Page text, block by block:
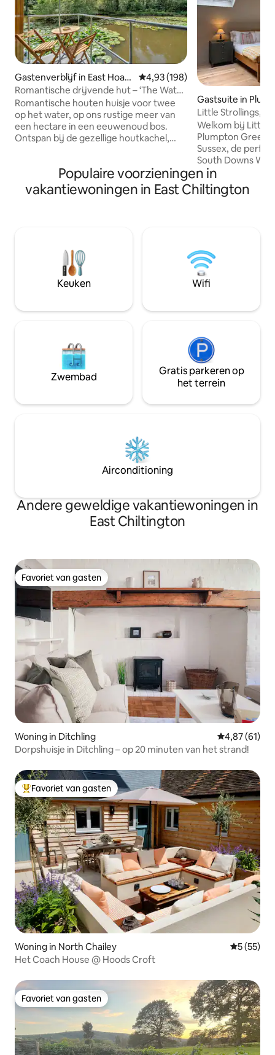
Gastenverblijf in East Hoath
ly
Gemiddelde beoordeling van
4,93 (198)
Romantische drijvende hut – ‘The Water
Snug’
Romantische houten huisje voor twee
op het water, op ons rustige meer van
een hectare in een eeuwenoud bos.
Ontspan bij de gezellige houtkachel,
het meer vanuit elke kamer. Geniet in de
lente van het bos met hyacinten en
delicate bloemen; de zomer brengt
golven, bekijk de wilde dieren of bezoek
het dorpje East Hoathly met zijn café,
winkel en pub op slechts enkele minuten
Gastsuite in
Little Strollings,
Sussex
Welkom bij Little
Plumpton Green,
Sussex, de
South Downs
marktplaats
het prachtige
geweldige lokale
hardlopers. Hoofdlijnstation met directe
treinen naar
Victoria. HONDEN zijn alleen toegestaan
als ze zijn
Populaire voorzieningen in
vakantiewoningen in East Chiltington
Keuken Wifi
Zwembad
Gratis parkeren op
het terrein
Airconditioning
Andere geweldige vakantiewoningen in
East Chiltington
Favoriet van gasten
Favoriet van gasten
Woning in Ditchling Gemiddelde
4,87 (61)
Dorpshuisje in Ditchling – op 20 minuten van het strand!
Topfavoriet van gasten
Favoriet van gasten
Woning in North Chailey
5 (55)
Het Coach House @ Hoods Croft
Favoriet van gasten
Favoriet van gasten